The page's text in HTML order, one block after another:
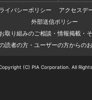
イバシーポリシー
アクセスデ
外部送信ポリシー
取り組みのご相談・情報掲載・
読者の方・ユーザーの方からの
(C) PIA Corporation. All